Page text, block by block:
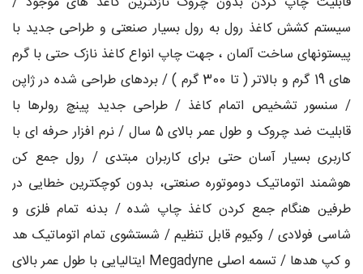
سیستم کشش کاغذ رول به رول بسیار صنعتی و طراحی جدید با
پیستونهای ساخت آلمان ، جهت چاپ انواع کاغذ نازک حتی با گرم
های 19 گرم و بالاتر ( تا 300 گرم ) / بردهای طراحی شده در ژاپن
/ سنسور تشخیص اتمام کاغذ / طراحی جدید پینچ رولرها با
قابلیت ضد چروک و طول عمر بالای 5 سال / نرم افزار حرفه ای با
کاربری بسیار آسان حتی برای کاربران مبتدی / رول جمع کن
هوشمند اتوماتیک دوموتوره صنعتی، بدون کوچکترین خطایی در
طرفین هنگام جمع کردن کاغذ چاپ شده / بدنه تمام فلزی و
شاسی فولادی / وکیوم قابل تنظیم / شستشوی تمام اتوماتیک هد
و کپ هدها / تسمه اصلی Megadyne ایتالیایی با طول عمر بالای